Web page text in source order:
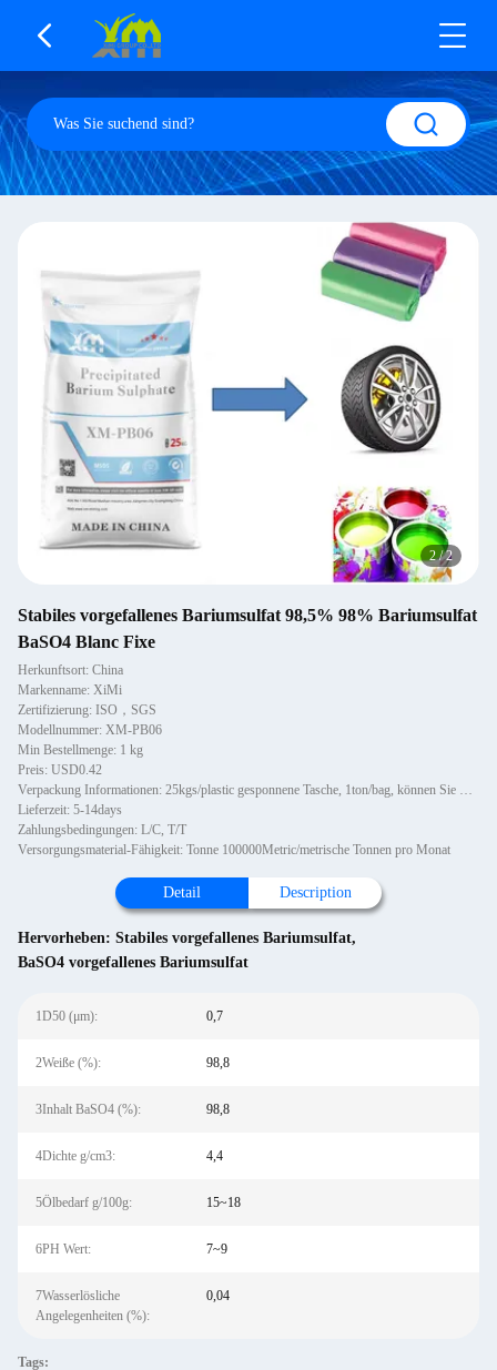
2/2
Stabiles vorgefallenes Bariumsulfat 98,5% 98% Bariumsulfat
BaSO4 Blanc Fixe
Herkunftsort: China
Markenname: XiMi
Zertifizierung: ISO，SGS
Modellnummer: XM-PB06
Min Bestellmenge: 1 kg
Preis: USD0.42
Verpackung Informationen: 25kgs/plastic gesponnene Tasche, 1ton/bag, können Sie mit Palette oder nicht hölzernen Paletten, 1~1
Lieferzeit: 5-14days
Zahlungsbedingungen: L/C, T/T
Versorgungsmaterial-Fähigkeit: Tonne 100000Metric/metrische Tonnen pro Monat
Detail Description
Hervorheben: Stabiles vorgefallenes Bariumsulfat,
BaSO4 vorgefallenes Bariumsulfat
1D50 (μm): 0,7
2Weiße (%): 98,8
3Inhalt BaSO4 (%): 98,8
4Dichte g/cm3: 4,4
5Ölbedarf g/100g: 15~18
6PH Wert: 7~9
7Wasserlösliche
Angelegenheiten (%):
0,04
Tags: